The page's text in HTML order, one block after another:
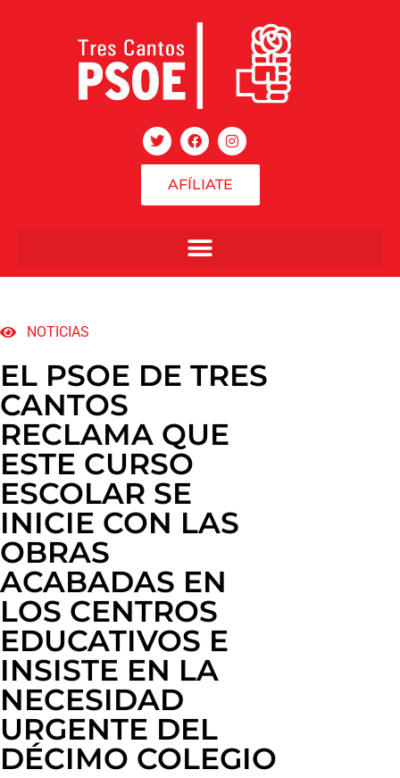
AFÍLIATE
NOTICIAS
EL PSOE DE TRES
CANTOS
RECLAMA QUE
ESTE CURSO
ESCOLAR SE
INICIE CON LAS
OBRAS
ACABADAS EN
LOS CENTROS
EDUCATIVOS E
INSISTE EN LA
NECESIDAD
URGENTE DEL
DÉCIMO COLEGIO